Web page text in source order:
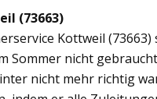
(73663)
Kottweil
Sommer nicht
nicht mehr richtig